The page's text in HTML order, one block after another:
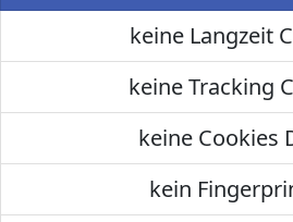
keine Langzeit
keine Tracking
keine Cookies
kein